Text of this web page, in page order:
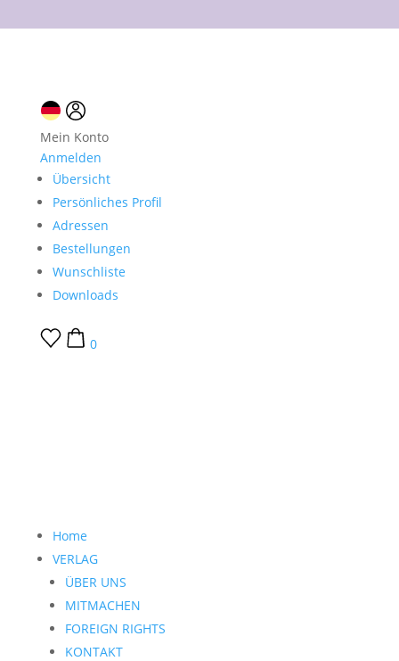
Mein Konto
Anmelden
Übersicht
Persönliches Profil
Adressen
Bestellungen
Wunschliste
Downloads
0
Home
VERLAG
ÜBER UNS
MITMACHEN
FOREIGN RIGHTS
KONTAKT